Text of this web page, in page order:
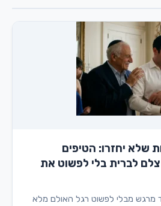
שלא יחזרו: הטיפים
לברית בלי לפשוט את
מרגש מבלי לפשוט רגל האולם מלא